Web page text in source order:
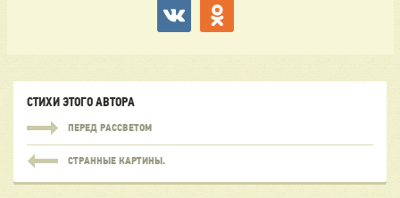
СТИХИ ЭТОГО АВТОРА
ПЕРЕД РАССВЕТОМ
СТРАННЫЕ КАРТИНЫ.